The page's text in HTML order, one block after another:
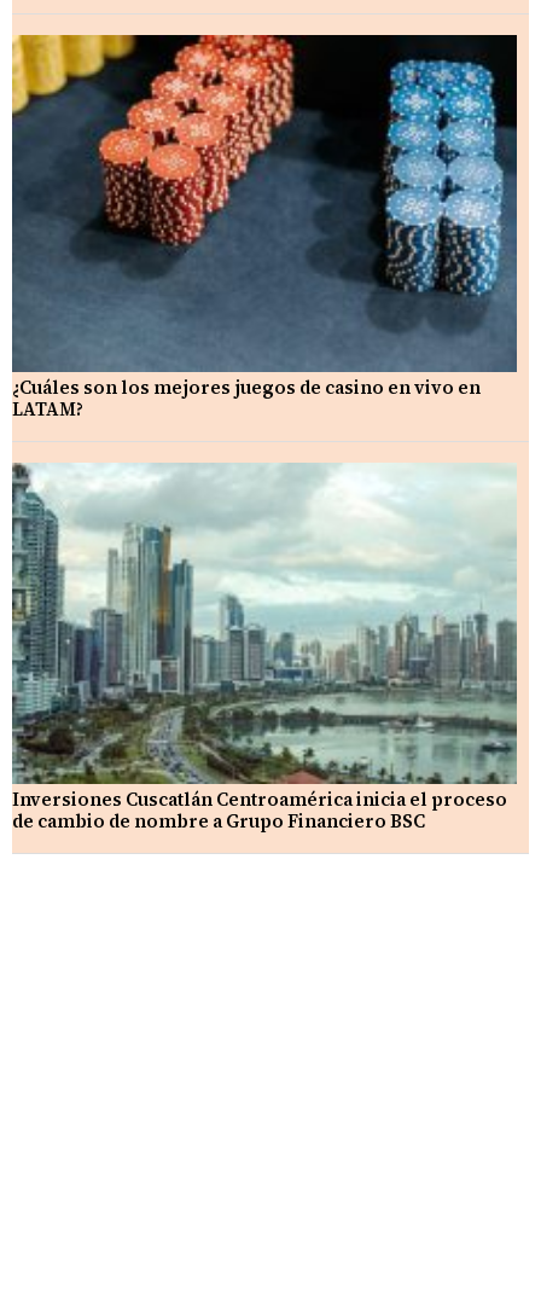
¿Cuáles son los mejores juegos de casino en vivo en
LATAM?
Inversiones Cuscatlán Centroamérica inicia el proceso
de cambio de nombre a Grupo Financiero BSC